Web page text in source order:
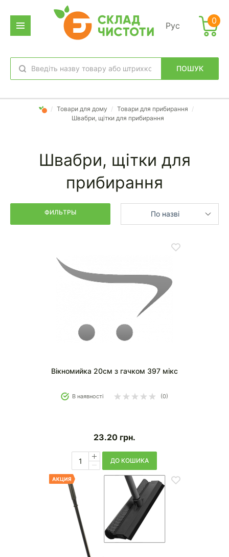
Рус
ПОШУК
обране вхід
0
/ Товари для дому / Товари для прибирання /
Швабри, щітки для прибирання
Швабри, щітки для
прибирання
ФИЛЬТРЫ По назві
Вікномийка 20см з гачком 397 мікс
В наявності (0)
23.20 грн.
ДО КОШИКА